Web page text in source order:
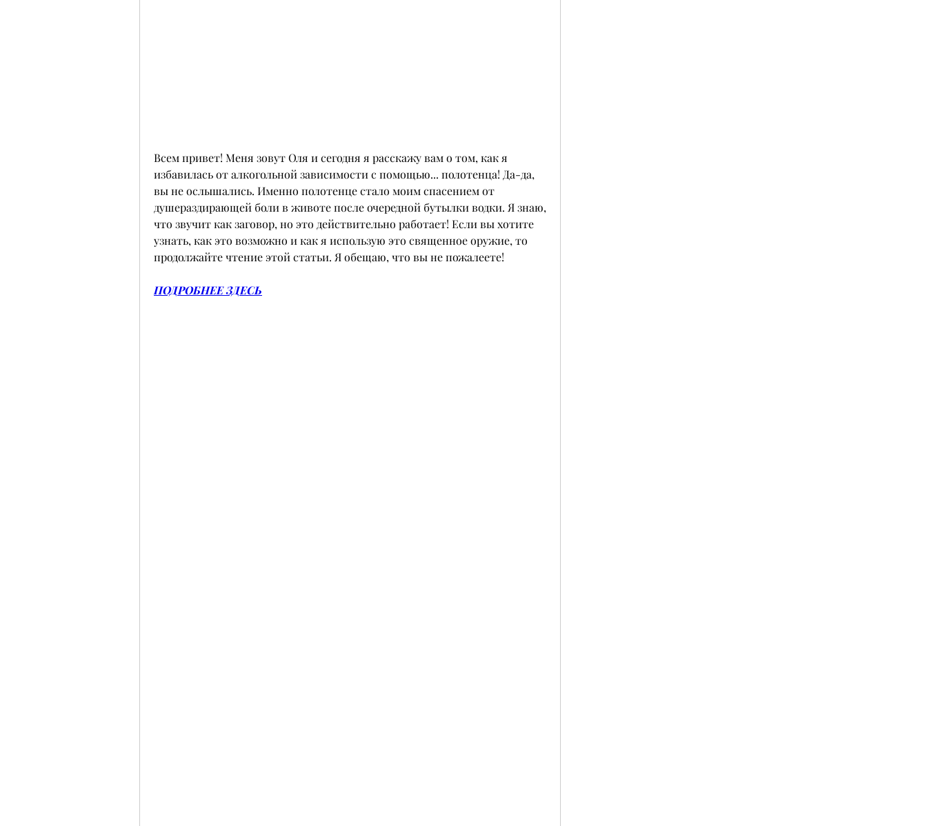
Всем привет! Меня зовут Оля и сегодня я расскажу вам о том, как я
избавилась от алкогольной зависимости с помощью... полотенца! Да-да,
вы не ослышались. Именно полотенце стало моим спасением от
душераздирающей боли в животе после очередной бутылки водки. Я знаю,
что звучит как заговор, но это действительно работает! Если вы хотите
узнать, как это возможно и как я использую это священное оружие, то
продолжайте чтение этой статьи. Я обещаю, что вы не пожалеете!
ПОДРОБНЕЕ ЗДЕСЬ